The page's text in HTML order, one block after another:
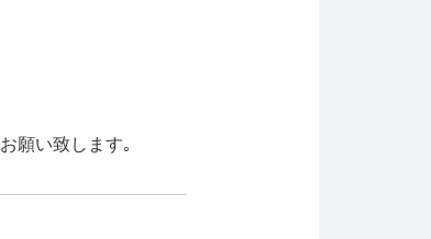
お願い致します｡